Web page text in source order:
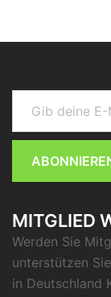
Gib deine E-Mail-Adresse ein ...
MITGLIED
Werden Sie
unterstützen
in Deutschland